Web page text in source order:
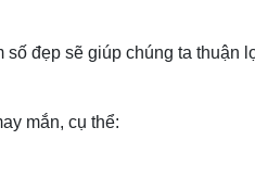
đẹp sẽ giúp chúng ta thuận
mắn, cụ thể: